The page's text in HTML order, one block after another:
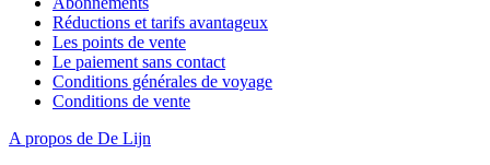
Réductions et tarifs avantageux
Les points de vente
Le paiement sans contact
Conditions générales de voyage
Conditions de vente
A propos de De Lijn